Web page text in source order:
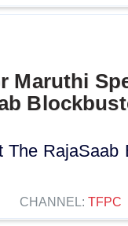
Maruthi
The RajaSaab
CHANNEL: TFPC